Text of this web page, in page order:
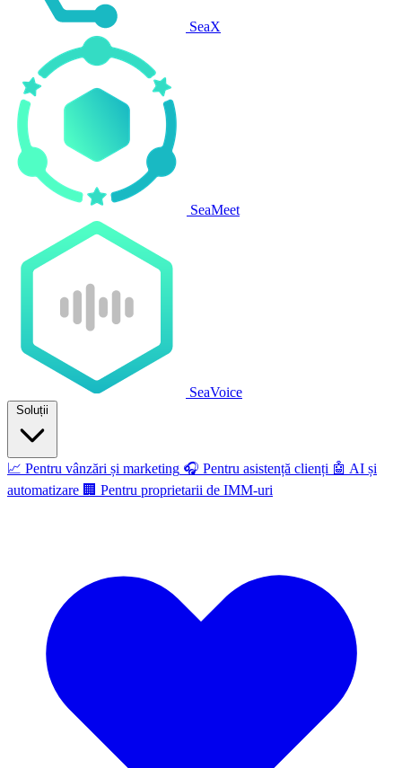
SeaX
SeaMeet
SeaVoice
Soluții
📈 Pentru vânzări și marketing 🎧 Pentru asistență clienți 🤖 AI și
automatizare 🏢 Pentru proprietarii de IMM-uri